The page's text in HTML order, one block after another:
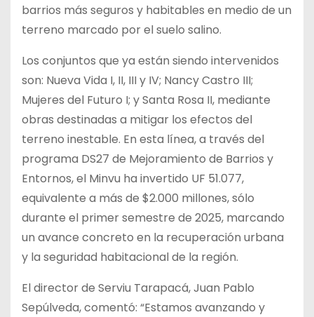
barrios más seguros y habitables en medio de un
terreno marcado por el suelo salino.
Los conjuntos que ya están siendo intervenidos
son: Nueva Vida I, II, III y IV; Nancy Castro III;
Mujeres del Futuro I; y Santa Rosa II, mediante
obras destinadas a mitigar los efectos del
terreno inestable. En esta línea, a través del
programa DS27 de Mejoramiento de Barrios y
Entornos, el Minvu ha invertido UF 51.077,
equivalente a más de $2.000 millones, sólo
durante el primer semestre de 2025, marcando
un avance concreto en la recuperación urbana
y la seguridad habitacional de la región.
El director de Serviu Tarapacá, Juan Pablo
Sepúlveda, comentó: “Estamos avanzando y